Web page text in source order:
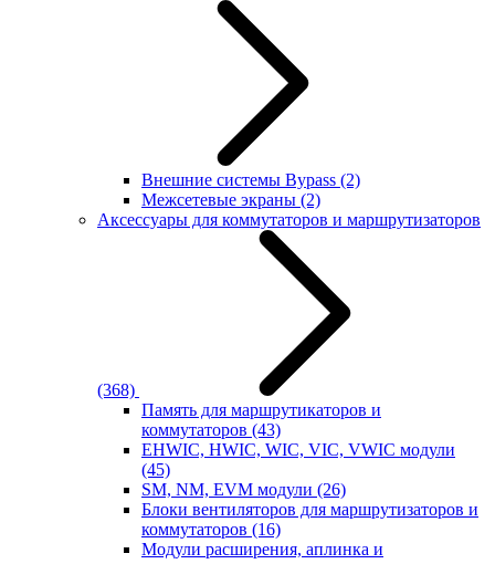
Внешние системы Bypass (2)
Межсетевые экраны (2)
Аксессуары для коммутаторов и маршрутизаторов
(368)
Память для маршрутикаторов и
коммутаторов (43)
EHWIC, HWIC, WIC, VIC, VWIC модули
(45)
SM, NM, EVM модули (26)
Блоки вентиляторов для маршрутизаторов и
коммутаторов (16)
Модули расширения, аплинка и